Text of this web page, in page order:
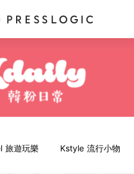
旅遊玩樂 Kstyle 流行小物